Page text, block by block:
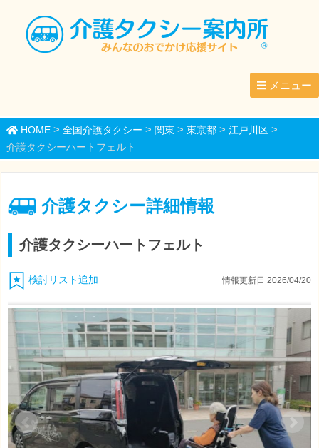
メニュー
HOME> 全国介護タクシー > 関東 > 東京都> 江戸川区>
介護タクシーハートフェルト
介護タクシー詳細情報
介護タクシーハートフェルト
検討リスト追加 情報更新日 2026/04/20